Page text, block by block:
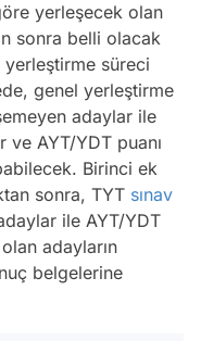
yerleşecek olan
sonra belli olacak
süreci
genel yerleştirme
adaylar ile
ve AYT/YDT puanı
Birinci ek
sonra, TYT sınav
ile AYT/YDT
adayların
belgelerine